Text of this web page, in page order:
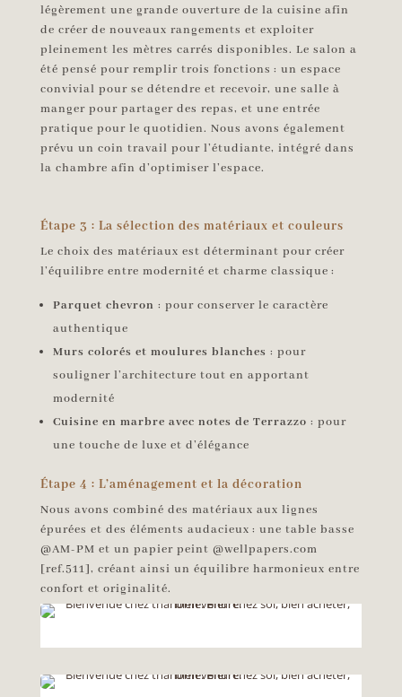
légèrement une grande ouverture de la cuisine afin
de créer de nouveaux rangements et exploiter
pleinement les mètres carrés disponibles. Le salon a
été pensé pour remplir trois fonctions : un espace
convivial pour se détendre et recevoir, une salle à
manger pour partager des repas, et une entrée
pratique pour le quotidien. Nous avons également
prévu un coin travail pour l’étudiante, intégré dans
la chambre afin d’optimiser l’espace.
Étape 3 : La sélection des matériaux et couleurs
Le choix des matériaux est déterminant pour créer
l’équilibre entre modernité et charme classique :
Parquet chevron : pour conserver le caractère
authentique
Murs colorés et moulures blanches : pour
souligner l’architecture tout en apportant
modernité
Cuisine en marbre avec notes de Terrazzo : pour
une touche de luxe et d’élégance
Étape 4 : L’aménagement et la décoration
Nous avons combiné des matériaux aux lignes
épurées et des éléments audacieux : une table basse
@AM-PM et un papier peint @wellpapers.com
[ref.511], créant ainsi un équilibre harmonieux entre
confort et originalité.